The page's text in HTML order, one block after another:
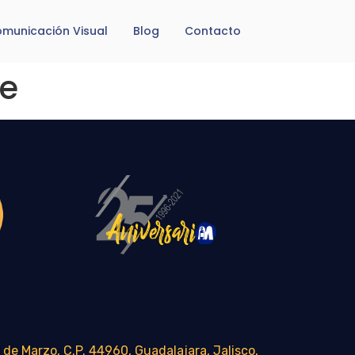
Visual Blog Contacto
Marzo, C.P. 44960, Guadalajara, Jalisco,